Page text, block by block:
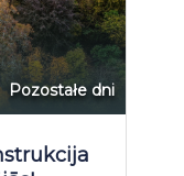
Pozostałe dni